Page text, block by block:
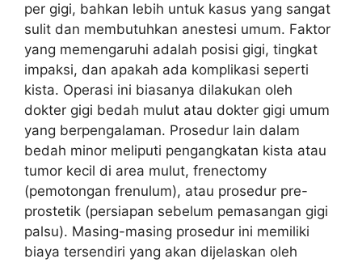
per gigi, bahkan lebih untuk kasus yang sangat
sulit dan membutuhkan anestesi umum. Faktor
yang memengaruhi adalah posisi gigi, tingkat
impaksi, dan apakah ada komplikasi seperti
kista. Operasi ini biasanya dilakukan oleh
dokter gigi bedah mulut atau dokter gigi umum
yang berpengalaman. Prosedur lain dalam
bedah minor meliputi pengangkatan kista atau
tumor kecil di area mulut, frenectomy
(pemotongan frenulum), atau prosedur pre-
prostetik (persiapan sebelum pemasangan gigi
palsu). Masing-masing prosedur ini memiliki
biaya tersendiri yang akan dijelaskan oleh